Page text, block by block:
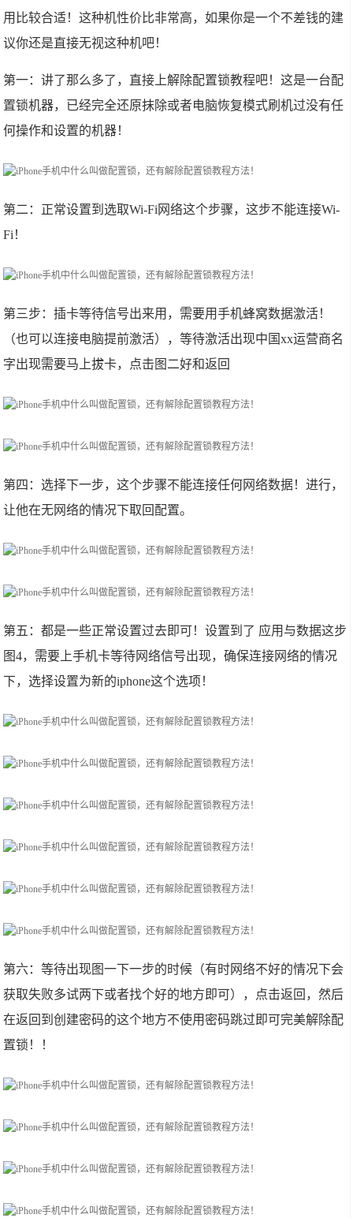
用比较合适！这种机性价比非常高，如果你是一个不差钱的建
议你还是直接无视这种机吧！
第一：讲了那么多了，直接上解除配置锁教程吧！这是一台配
置锁机器，已经完全还原抹除或者电脑恢复模式刷机过没有任
何操作和设置的机器！
第二：正常设置到选取Wi-Fi网络这个步骤，这步不能连接Wi-
Fi！
第三步：插卡等待信号出来用，需要用手机蜂窝数据激活！
（也可以连接电脑提前激活），等待激活出现中国xx运营商名
字出现需要马上拔卡，点击图二好和返回
第四：选择下一步，这个步骤不能连接任何网络数据！进行，
让他在无网络的情况下取回配置。
第五：都是一些正常设置过去即可！设置到了 应用与数据这步
图4，需要上手机卡等待网络信号出现，确保连接网络的情况
下，选择设置为新的iphone这个选项！
第六：等待出现图一下一步的时候（有时网络不好的情况下会
获取失败多试两下或者找个好的地方即可），点击返回，然后
在返回到创建密码的这个地方不使用密码跳过即可完美解除配
置锁！！